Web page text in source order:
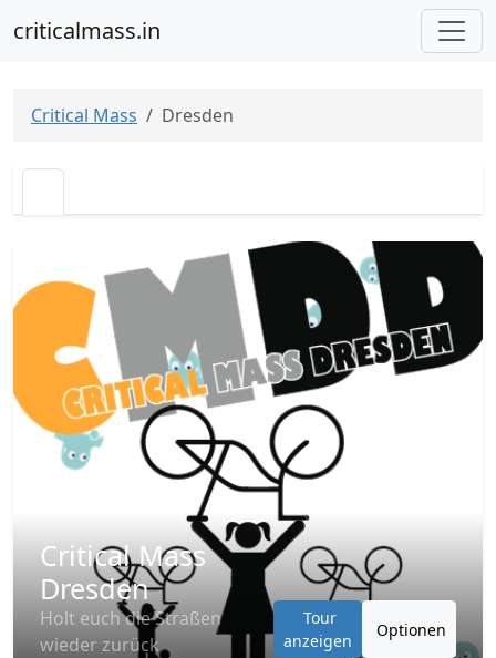
criticalmass.in
Critical Mass Dresden
Critical Mass
Dresden
Holt euch die Straßen
wieder zurück
Tour
anzeigen
Optionen